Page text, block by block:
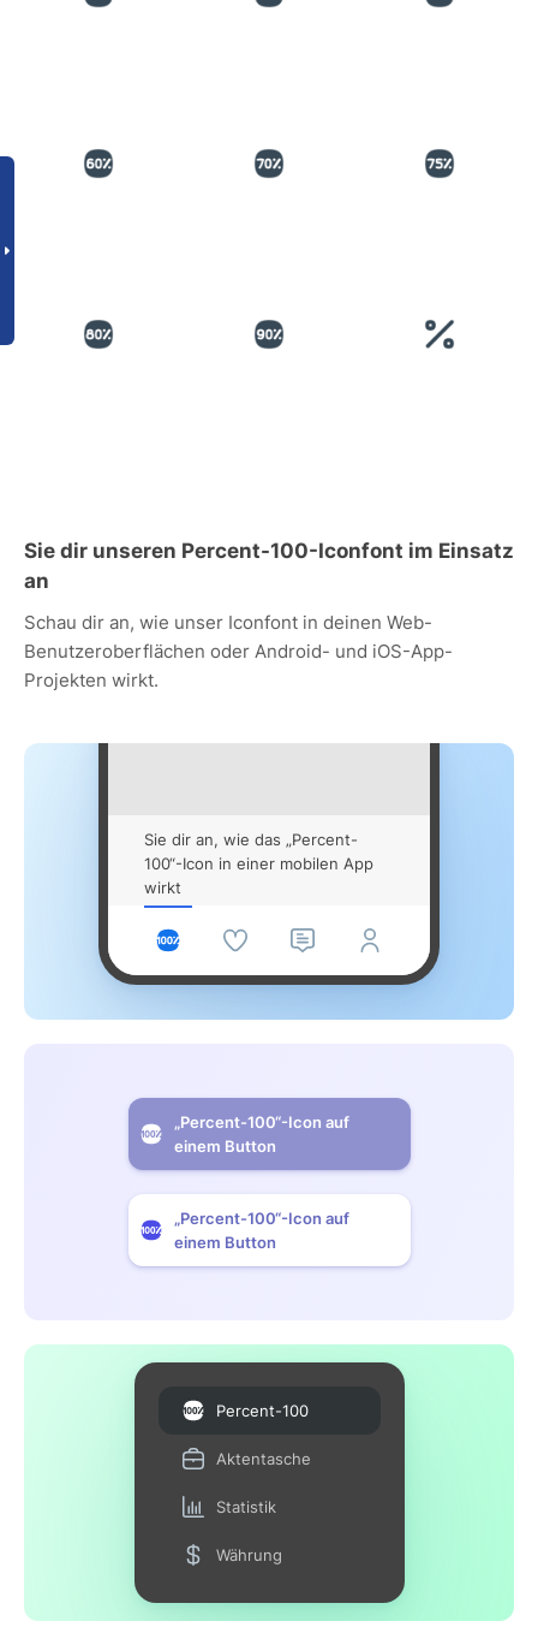
Sie dir unseren Percent-100-Iconfont im Einsatz
an
Schau dir an, wie unser Iconfont in deinen Web-
Benutzeroberflächen oder Android- und iOS-App-
Projekten wirkt.
Sie dir an, wie das „Percent-
100“-Icon in einer mobilen App
wirkt
„Percent-100“-Icon auf
einem Button
„Percent-100“-Icon auf
einem Button
Percent-100
Aktentasche
Statistik
Währung